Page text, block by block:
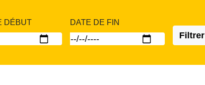
DÉBUT DATE DE FIN
Filtrer